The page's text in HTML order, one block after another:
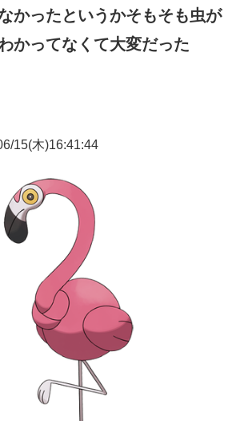
かったというかそもそも虫が
かってなくて大変だった
15(木)16:41:44